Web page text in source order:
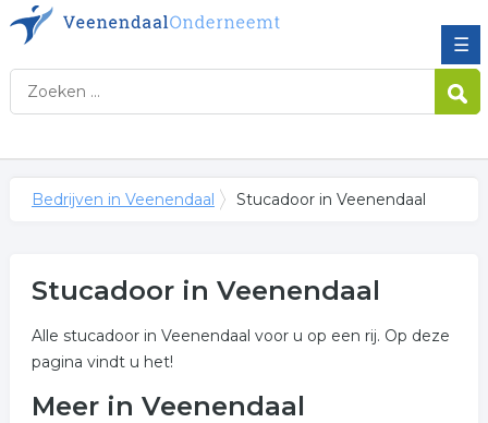
☰
Bedrijven in Veenendaal Stucadoor in Veenendaal
Stucadoor in Veenendaal
Alle stucadoor in Veenendaal voor u op een rij. Op deze
pagina vindt u het!
Meer in Veenendaal